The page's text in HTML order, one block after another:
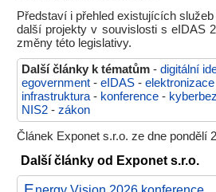
Představí i přehled existujících
další projekty v souvislosti s eIDAS
změny této legislativy.
Další články k tématům - digitální
egovernment - eIDAS - elektronizace
infrastruktura - konference -
NIS2 - zákon
Článek Exponet s.r.o. ze dne pondělí
Další články od Exponet s.r.o.